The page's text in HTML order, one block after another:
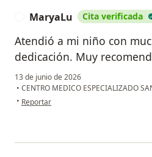
• SEPTIMA ACTIVIDAD
tallo uso? – Lima, Perú. 24 de
• 1era, JORNADA DE
MUSCULO ESQUELETICA.
de Noviembre 2016.
• XLVII CONGRESO PERUANO
MaryaLu Cita verificada
Atendió a mi niño con
dedicación. Muy
13 de junio de 2026
• CENTRO MEDICO ESPECIALIZADO
• en opinión del usuario MaryaLu
Reportar